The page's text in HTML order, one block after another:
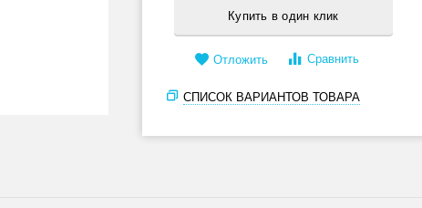
Купить в один клик
Отложить Сравнить
СПИСОК ВАРИАНТОВ ТОВАРА